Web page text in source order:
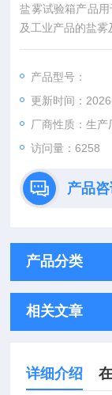
盐雾试验箱产品
及工业产品的盐雾
产品型号：
更新时间：
厂商性质：生产
访问量：6258
产品咨
产品分类
相关文章
详细介绍